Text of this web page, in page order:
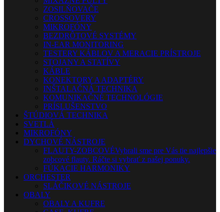
ZOSILŇOVAČE
CROSSOVERY
MIKROFÓNY
BEZDRÔTOVÉ SYSTÉMY
IN-EAR MONITORING
TESTERY KÁBLOV A MERACIE PRÍSTROJE
STOJANY A STATÍVY
KÁBLE
KONEKTORY A ADAPTÉRY
INŠTALAČNÁ TECHNIKA
KOMUNIKAČNÉ TECHNOLÓGIE
PRÍSLUŠENSTVO
ŠTÚDIOVÁ TECHNIKA
SVETLÁ
MIKROFÓNY
DYCHOVÉ NÁSTROJE
FLAUTY-ZOBCOVÉVybrali sme pre Vás tie najlepšie
zobcové flauty. Ráčte si vybrať z našej ponuky.
FÚKACIE HARMONIKY
ORCHESTER
SLÁČIKOVÉ NÁSTROJE
OBALY
OBALY A KUFRE